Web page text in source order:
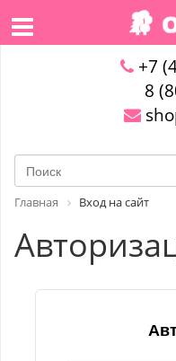
+7
8
Главная Вход на сайт